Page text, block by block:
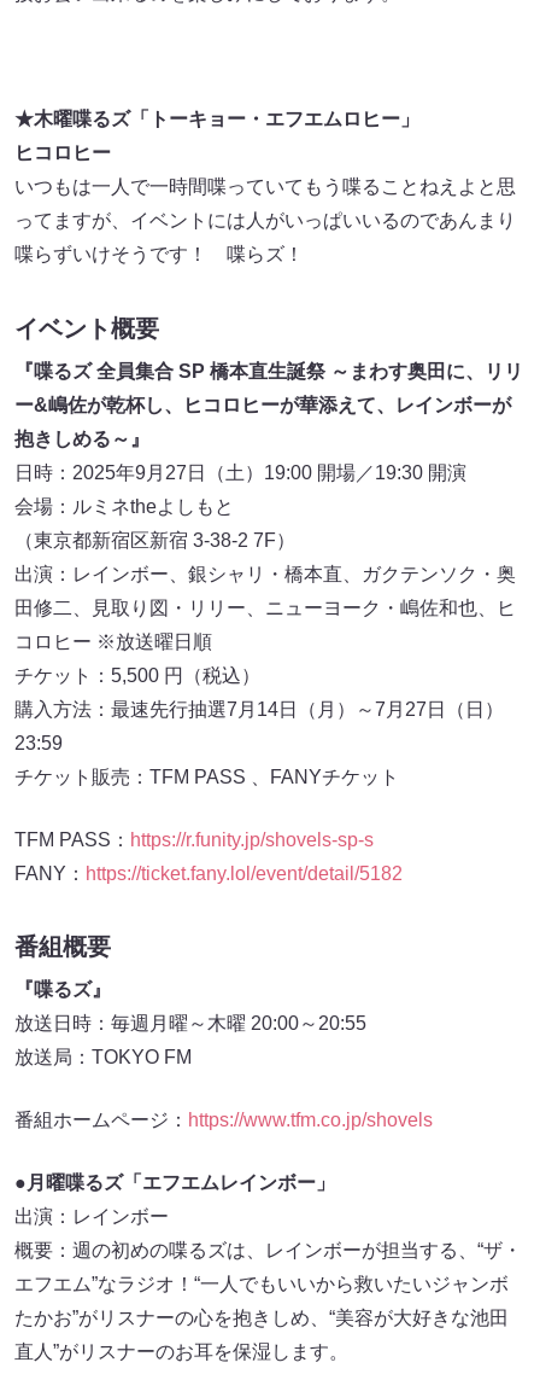
★木曜喋るズ「トーキョー・エフエムロヒー」
ヒコロヒー
いつもは一人で一時間喋っていてもう喋ることねえよと思
ってますが、イベントには人がいっぱいいるのであんまり
喋らずいけそうです！ 喋らズ！
イベント概要
『喋るズ 全員集合 SP 橋本直生誕祭 ～まわす奥田に、リリ
ー&嶋佐が乾杯し、ヒコロヒーが華添えて、レインボーが
抱きしめる～』
日時：2025年9月27日（土）19:00 開場／19:30 開演
会場：ルミネtheよしもと
（東京都新宿区新宿 3-38-2 7F）
出演：レインボー、銀シャリ・橋本直、ガクテンソク・奥
田修二、見取り図・リリー、ニューヨーク・嶋佐和也、ヒ
コロヒー ※放送曜日順
チケット：5,500 円（税込）
購入方法：最速先行抽選7月14日（月）～7月27日（日）
23:59
チケット販売：TFM PASS 、FANYチケット
TFM PASS： https://r.funity.jp/shovels-sp-s
FANY： https://ticket.fany.lol/event/detail/5182
番組概要
『喋るズ』
放送日時：毎週月曜～木曜 20:00～20:55
放送局：TOKYO FM
番組ホームページ： https://www.tfm.co.jp/shovels
●月曜喋るズ「エフエムレインボー」
出演：レインボー
概要：週の初めの喋るズは、レインボーが担当する、“ザ・
エフエム”なラジオ！“一人でもいいから救いたいジャンボ
たかお”がリスナーの心を抱きしめ、“美容が大好きな池田
直人”がリスナーのお耳を保湿します。